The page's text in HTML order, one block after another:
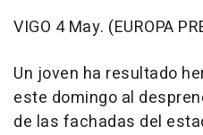
VIGO 4 May. (EUROPA
Un joven ha resultado
este domingo al
de las fachadas del